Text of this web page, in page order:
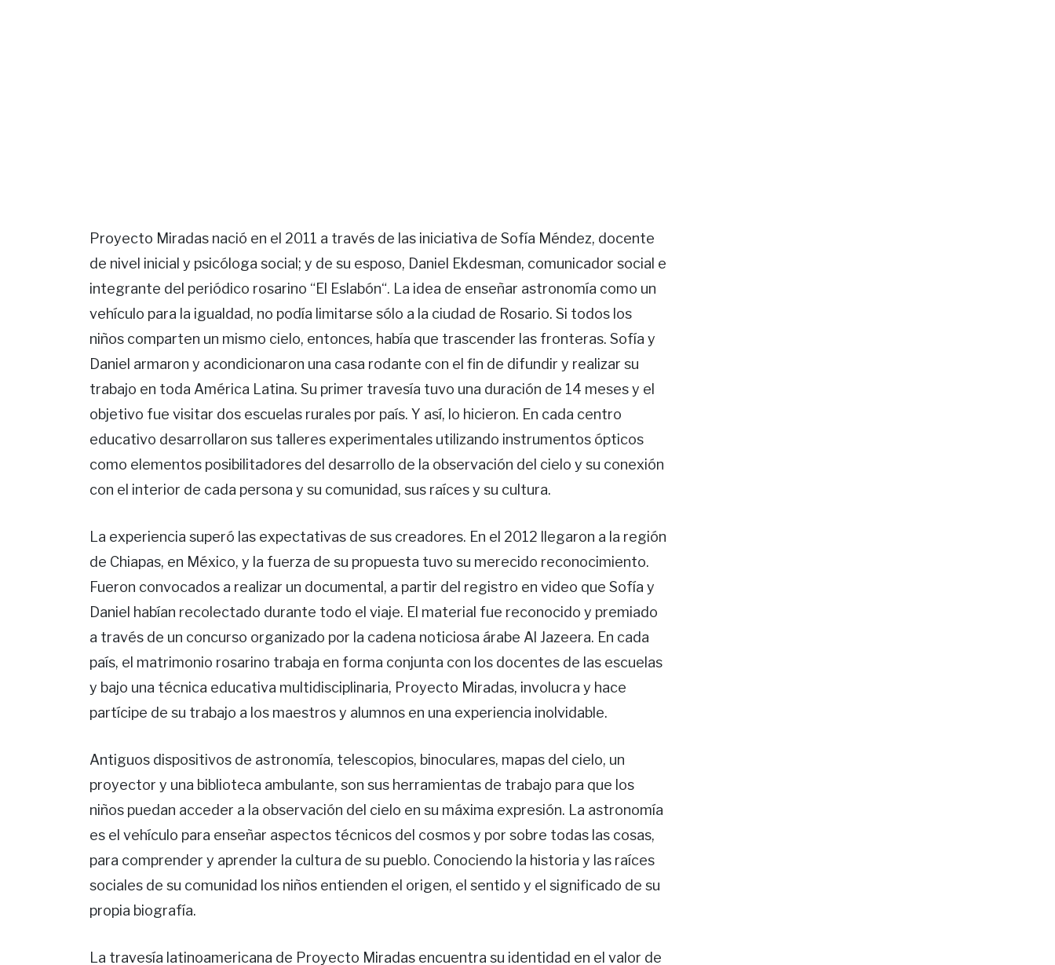
Proyecto Miradas nació en el 2011 a través de las iniciativa de Sofía Méndez, docente
de nivel inicial y psicóloga social; y de su esposo, Daniel Ekdesman, comunicador social e
integrante del periódico rosarino “El Eslabón“. La idea de enseñar astronomía como un
vehículo para la igualdad, no podía limitarse sólo a la ciudad de Rosario. Si todos los
niños comparten un mismo cielo, entonces, había que trascender las fronteras. Sofía y
Daniel armaron y acondicionaron una casa rodante con el fin de difundir y realizar su
trabajo en toda América Latina. Su primer travesía tuvo una duración de 14 meses y el
objetivo fue visitar dos escuelas rurales por país. Y así, lo hicieron. En cada centro
educativo desarrollaron sus talleres experimentales utilizando instrumentos ópticos
como elementos posibilitadores del desarrollo de la observación del cielo y su conexión
con el interior de cada persona y su comunidad, sus raíces y su cultura.
La experiencia superó las expectativas de sus creadores. En el 2012 llegaron a la región
de Chiapas, en México, y la fuerza de su propuesta tuvo su merecido reconocimiento.
Fueron convocados a realizar un documental, a partir del registro en video que Sofía y
Daniel habían recolectado durante todo el viaje. El material fue reconocido y premiado
a través de un concurso organizado por la cadena noticiosa árabe Al Jazeera. En cada
país, el matrimonio rosarino trabaja en forma conjunta con los docentes de las escuelas
y bajo una técnica educativa multidisciplinaria, Proyecto Miradas, involucra y hace
partícipe de su trabajo a los maestros y alumnos en una experiencia inolvidable.
Antiguos dispositivos de astronomía, telescopios, binoculares, mapas del cielo, un
proyector y una biblioteca ambulante, son sus herramientas de trabajo para que los
niños puedan acceder a la observación del cielo en su máxima expresión. La astronomía
es el vehículo para enseñar aspectos técnicos del cosmos y por sobre todas las cosas,
para comprender y aprender la cultura de su pueblo. Conociendo la historia y las raíces
sociales de su comunidad los niños entienden el origen, el sentido y el significado de su
propia biografía.
La travesía latinoamericana de Proyecto Miradas encuentra su identidad en el valor de